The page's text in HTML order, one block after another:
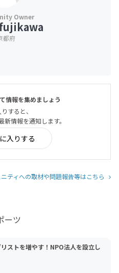
都府
情報を集めましょう
すると、
新情報を通知します。
入りする
ティへの取材や問題報告等はこちら
ーツ
ストを増やす！NPO法人を設立し